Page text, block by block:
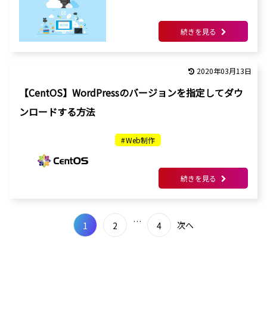
続きを見る
【CentOS】WordPressのバージョンを指定してダウ
ンロードする方法
2020年03月13日
Web制作
続きを見る
1 2 … 4 次へ